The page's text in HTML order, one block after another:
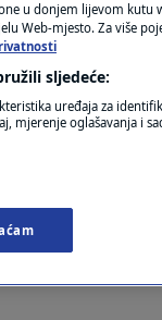
u donjem lijevom kutu
Web-mjesto. Za više
sljedeće:
uređaja za
mjerenje oglašavanja i